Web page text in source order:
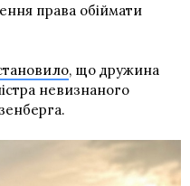
права обіймати
, що дружина
невизнаного